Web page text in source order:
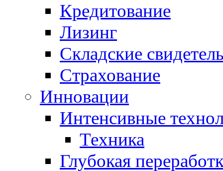
Кредитование
Лизинг
Складские
Страхование
Инновации
Интенсивные
Техника
Глубокая